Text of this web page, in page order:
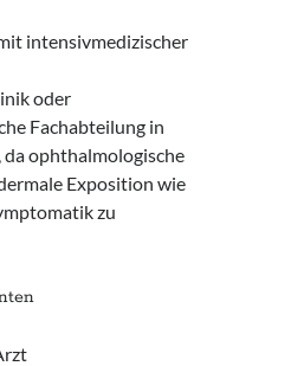
intensivmedizischer
oder
Fachabteilung in
da ophthalmologische
Exposition wie
zu